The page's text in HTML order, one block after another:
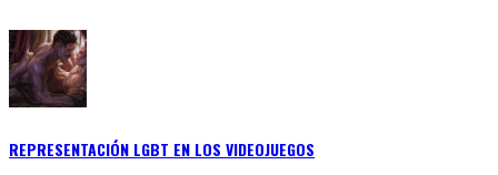
REPRESENTACIÓN LGBT EN LOS VIDEOJUEGOS